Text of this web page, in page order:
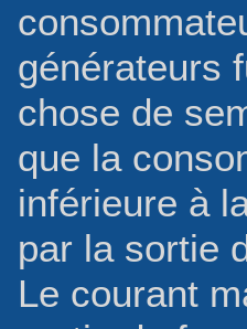
générateurs
chose de
que la
inférieure à
par la sortie
Le courant